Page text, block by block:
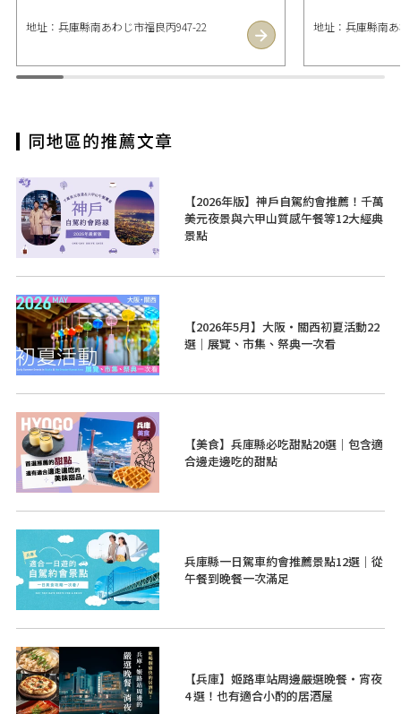
地址：兵庫縣南あわじ市福良丙947-22 地址：兵庫縣南
【2026年版】神戶自駕約會推薦！千萬
美元夜景與六甲山質感午餐等12大經典
景點
【2026年5月】大阪・關西初夏活動22
選｜展覽、市集、祭典一次看
【美食】兵庫縣必吃甜點20選｜包含適
合邊走邊吃的甜點
兵庫縣一日駕車約會推薦景點12選｜從
午餐到晚餐一次滿足
【兵庫】姬路車站周邊嚴選晚餐・宵夜
4 選！也有適合小酌的居酒屋